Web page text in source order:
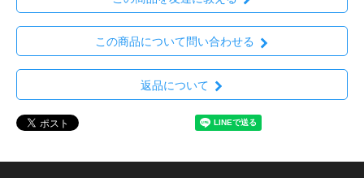
この商品について問い合わせる
返品について